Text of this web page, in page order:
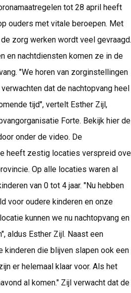
tot 28 april heeft
ouders met vitale beroepen. Met
zorg werken wordt veel gevraagd.
en nachtdiensten komen ze in de
"We horen van zorginstellingen
dat de nachtopvang heel
tijd", vertelt Esther Zijl,
Forte. Bekijk hier de
onder de video. De
heeft zestig locaties verspreid
Op alle locaties waren al
van 0 tot 4 jaar. "Nu hebben
voor oudere kinderen en onze
kunnen we nu nachtopvang en
aldus Esther Zijl. Naast een
kinderen die blijven slapen ook een
er helemaal klaar voor. Als het
al komen." Zijl verwacht dat de